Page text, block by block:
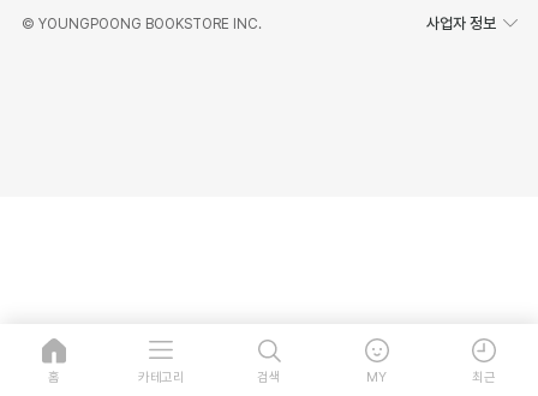
© YOUNGPOONG BOOKSTORE INC. 사업자 정보
홈 카테고리 검색 MY 최근